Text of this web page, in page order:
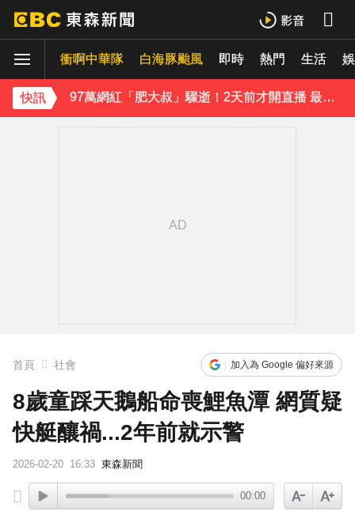
衝啊中華隊 白海豚颱風 即時 熱門 生活
快訊
97萬網紅「肥大叔」驟逝！2天前才開直播 最後身影曝光粉鼻酸
金牌員工轉投李多慧！剪輯師突暴紅狂接20業配 Joeman 認：我也會想離職
首頁 社會 加入為 Google 偏好來源
8歲童踩天鵝船命喪鯉魚潭 網質疑
快艇釀禍...2年前就示警
2026-02-20 16:33 東森新聞
00:00